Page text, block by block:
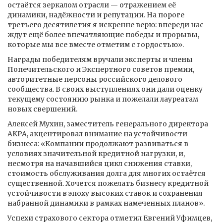
остаётся зеркалом отрасли — отражением её
динамики, надёжности и репутации. На пороге
третьего десятилетия я искренне верю: впереди нас
ждут ещё более впечатляющие победы и прорывы,
которые мы все вместе отметим с гордостью».
Награды победителям вручали эксперты и члены
Попечительского и Экспертного советов премии,
авторитетные персоны российского делового
сообщества. В своих выступлениях они дали оценку
текущему состоянию рынка и пожелали лауреатам
новых свершений.
Алексей Мухин, заместитель генерального директора
АКРА, акцентировал внимание на устойчивости
бизнеса: «Компании продолжают развиваться в
условиях значительной кредитной нагрузки, и,
несмотря на начавшийся цикл снижения ставки,
стоимость обслуживания долга для многих остаётся
существенной. Хочется пожелать бизнесу кредитной
устойчивости в эпоху высоких ставок и сохранения
набранной динамики в рамках намеченных планов».
Успехи страхового сектора отметил Евгений Уфимцев,